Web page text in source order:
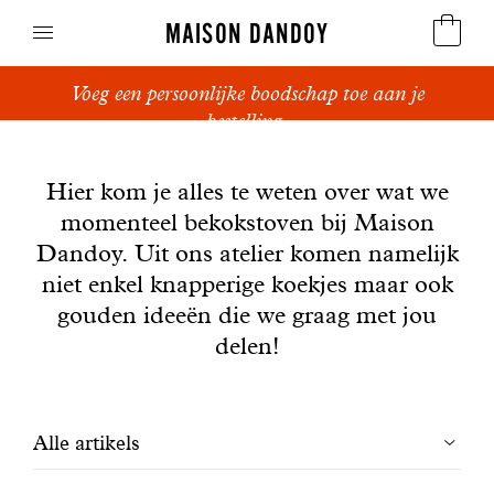
MAISON DANDOY
Speculoos
Suikerbrood en peperkoek
Cakes
Snoepgoed
Voeg een persoonlijke boodschap toe aan je
bestelling.
Hier kom je alles te weten over wat we
momenteel bekokstoven bij Maison
Dandoy. Uit ons atelier komen namelijk
niet enkel knapperige koekjes maar ook
gouden ideeën die we graag met jou
delen!
Filtrer
Alle artikels